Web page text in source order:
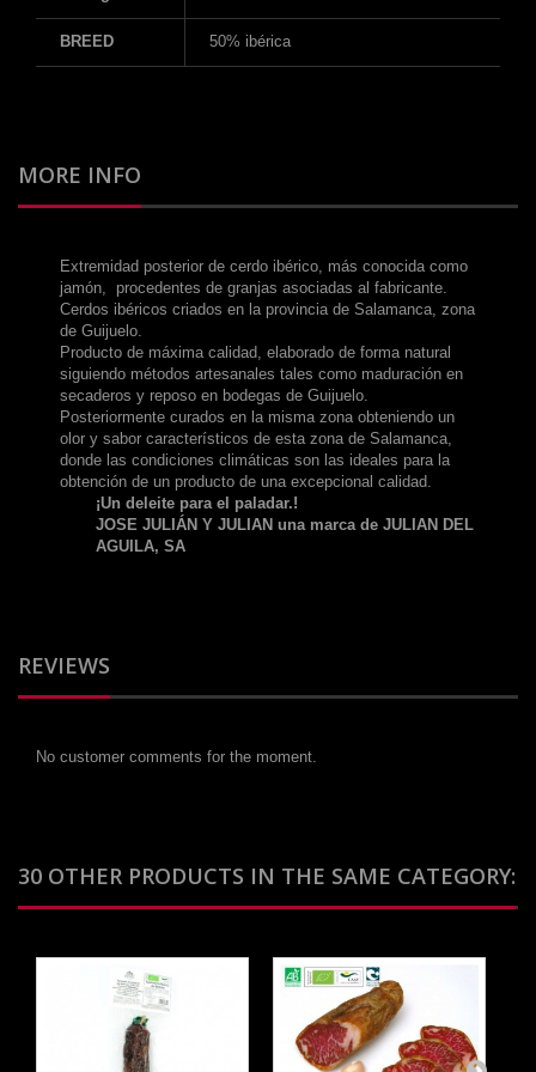
BREED 50% ibérica
MORE INFO
Extremidad posterior de cerdo ibérico, más conocida como
jamón, procedentes de granjas asociadas al fabricante.
Cerdos ibéricos criados en la provincia de Salamanca, zona
de Guijuelo.
Producto de máxima calidad, elaborado de forma natural
siguiendo métodos artesanales tales como maduración en
secaderos y reposo en bodegas de Guijuelo.
Posteriormente curados en la misma zona obteniendo un
olor y sabor característicos de esta zona de Salamanca,
donde las condiciones climáticas son las ideales para la
obtención de un producto de una excepcional calidad.
¡Un deleite para el paladar.!
JOSE JULIÁN Y JULIAN una marca de JULIAN DEL
AGUILA, SA
REVIEWS
No customer comments for the moment.
30 OTHER PRODUCTS IN THE SAME CATEGORY: